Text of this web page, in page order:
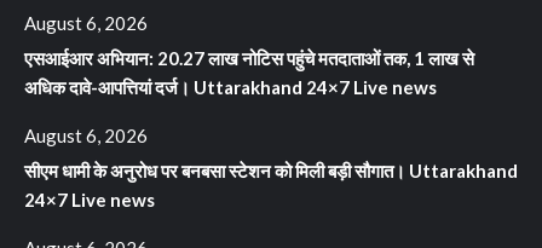
August 6, 2026
एसआईआर अभियान: 20.27 लाख नोटिस पहुंचे मतदाताओं तक, 1 लाख से
अधिक दावे-आपत्तियां दर्ज। Uttarakhand 24×7 Live news
August 6, 2026
सीएम धामी के अनुरोध पर बनबसा स्टेशन को मिली बड़ी सौगात। Uttarakhand
24×7 Live news